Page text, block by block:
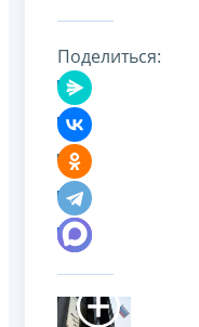
Поделиться: